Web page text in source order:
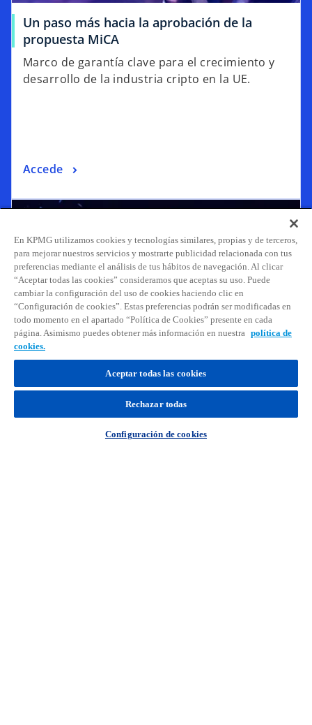
Un paso más hacia la aprobación de la
propuesta MiCA
Marco de garantía clave para el crecimiento y
desarrollo de la industria cripto en la UE.
Accede
Los NFT como nueva oportunidad de
negocio en los sectores Media y Deportes
El mercado de los NFTs está comenzando a
generar prometedoras oportunidades.
En KPMG utilizamos cookies y tecnologías similares, propias y de terceros,
para mejorar nuestros servicios y mostrarte publicidad relacionada con tus
preferencias mediante el análisis de tus hábitos de navegación. Al clicar
“Aceptar todas las cookies” consideramos que aceptas su uso. Puede
cambiar la configuración del uso de cookies haciendo clic en
“Configuración de cookies”. Estas preferencias podrán ser modificadas en
todo momento en el apartado “Política de Cookies” presente en cada
página. Asimismo puedes obtener más información en nuestra política de
cookies.
Aceptar todas las cookies
Rechazar todas
Configuración de cookies